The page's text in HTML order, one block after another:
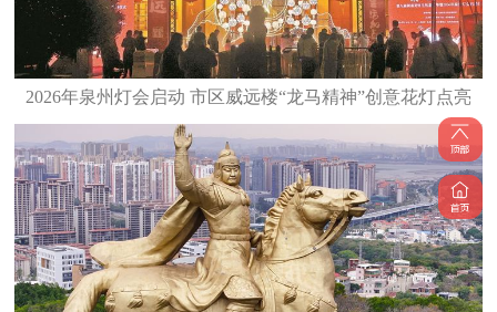
2026年泉州灯会启动 市区威远楼“龙马精神”创意花灯点亮